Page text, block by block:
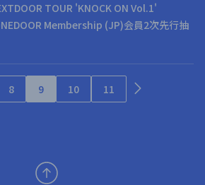
TOUR 'KNOCK ON Vol.1'
Membership (JP)会員2次先行抽
8 9 10 11